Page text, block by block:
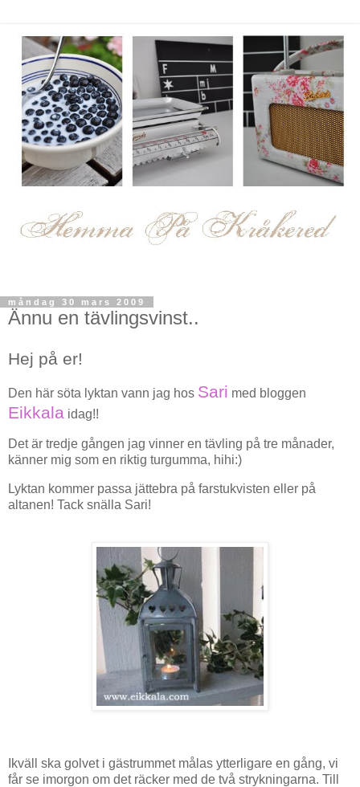
måndag 30 mars 2009
Ännu en tävlingsvinst..
Hej på er!
Den här söta lyktan vann jag hos Sari med bloggen
Eikkala idag!!
Det är tredje gången jag vinner en tävling på tre månader,
känner mig som en riktig turgumma, hihi:)
Lyktan kommer passa jättebra på farstukvisten eller på
altanen! Tack snälla Sari!
Ikväll ska golvet i gästrummet målas ytterligare en gång, vi
får se imorgon om det räcker med de två strykningarna. Till